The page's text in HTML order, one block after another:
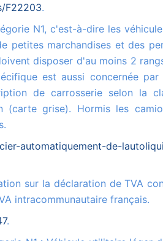
F22203.
marchandises et des
disposer d'au moins 2
est aussi concernée
de carrosserie selon la
grise). Hormis les
automatiquement-de-
intracommunautaire français.
.